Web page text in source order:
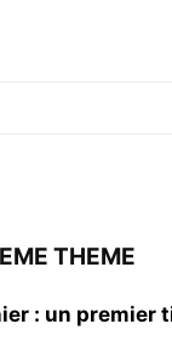
THEME
: un premier